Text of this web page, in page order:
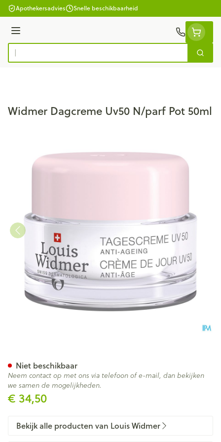
Ga naar de inhoud
Apothekersadvies Snelle beschikbaarheid
Menu
Product, merk, categorie...
Zoek
Widmer Dagcreme Uv50 N/parf Pot 50ml
€ 34,50
Niet beschikbaar
Neem contact op met ons via telefoon of e-mail, dan bekijken
we samen de mogelijkheden.
Bekijk alle producten van Louis Widmer